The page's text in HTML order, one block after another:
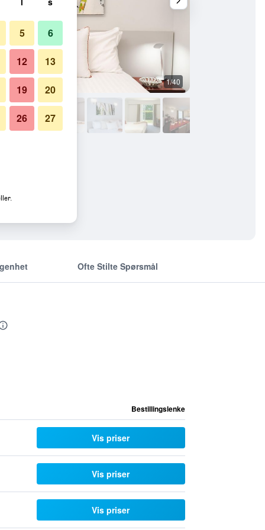
1/40
Ofte Stilte Spørsmål
Bestillingslenke
Vis priser
Vis priser
Vis priser
5 6
12 13
19 20
26 27